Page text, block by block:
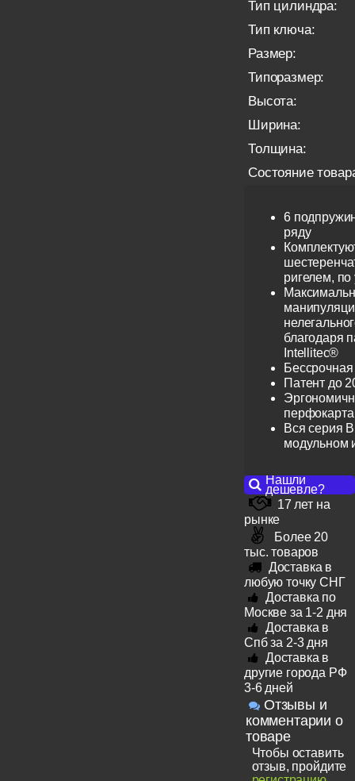
Тип цилиндра:
Тип ключа:
Размер:
Типоразмер:
Высота:
Ширина:
Толщина:
Состояние
6
ряду
ригелем,
благодаря
Intellitec®
Патент до
перфокарта
Вся серия
модульном
Нашли
дешевле?
17 лет на
рынке
Более 20
тыс. товаров
Доставка в
любую точку СНГ
Доставка по
Москве за 1-2 дня
Доставка в
Спб за 2-3 дня
Доставка в
другие города РФ
3-6 дней
Отзывы и
комментарии о
товаре
Чтобы оставить
отзыв, пройдите